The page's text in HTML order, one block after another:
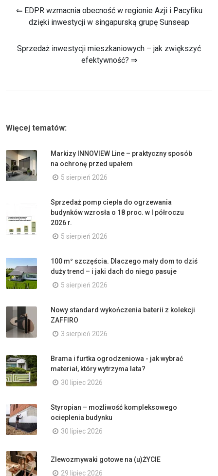
⇐ EDPR wzmacnia obecność w regionie Azji i Pacyfiku
dzięki inwestycji w singapurską grupę Sunseap
Sprzedaż inwestycji mieszkaniowych – jak zwiększyć
efektywność? ⇒
Więcej tematów:
Markizy INNOVIEW Line – praktyczny sposób
na ochronę przed upałem
5 sierpień 2026
Sprzedaż pomp ciepła do ogrzewania
budynków wzrosła o 18 proc. w I półroczu
2026 r.
5 sierpień 2026
100 m² szczęścia. Dlaczego mały dom to dziś
duży trend – i jaki dach do niego pasuje
5 sierpień 2026
Nowy standard wykończenia baterii z kolekcji
ZAFFIRO
3 sierpień 2026
Brama i furtka ogrodzeniowa - jak wybrać
materiał, który wytrzyma lata?
30 lipiec 2026
Styropian – możliwość kompleksowego
ocieplenia budynku
30 lipiec 2026
Zlewozmywaki gotowe na (u)ŻYCIE
29 lipiec 2026